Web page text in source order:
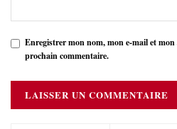
Enregistrer mon nom, mon e-mail et
prochain commentaire.